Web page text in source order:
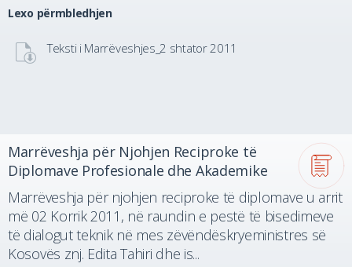
Lexo përmbledhjen
Teksti i Marrëveshjes_2 shtator 2011
Marrëveshja për Njohjen Reciproke të
Diplomave Profesionale dhe Akademike
Marrëveshja për njohjen reciproke të diplomave u arrit
më 02 Korrik 2011, në raundin e pestë të bisedimeve
të dialogut teknik në mes zëvëndëskryeministres së
Kosovës znj. Edita Tahiri dhe is...